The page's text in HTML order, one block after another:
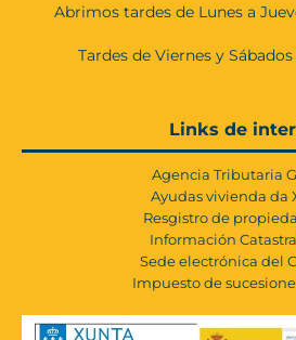
Abrimos tardes de Lunes a
Tardes de Viernes y
Links de
Agencia Tributaria
Ayudas vivienda da
Resgistro de
Información
Sede electrónica del
Impuesto de